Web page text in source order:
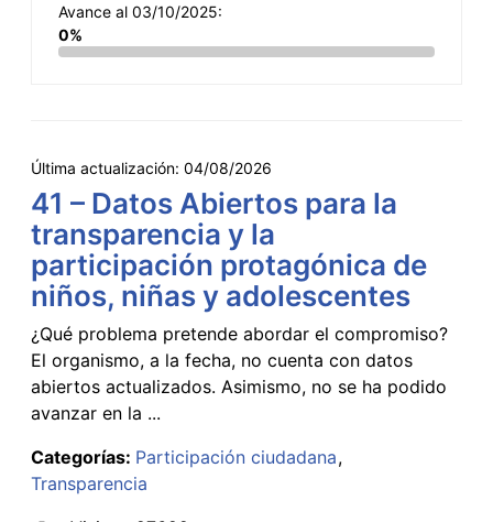
Avance al 03/10/2025:
0%
Última actualización: 04/08/2026
41 – Datos Abiertos para la
transparencia y la
participación protagónica de
niños, niñas y adolescentes
¿Qué problema pretende abordar el compromiso?
El organismo, a la fecha, no cuenta con datos
abiertos actualizados. Asimismo, no se ha podido
avanzar en la ...
Categorías: Participación ciudadana
Transparencia